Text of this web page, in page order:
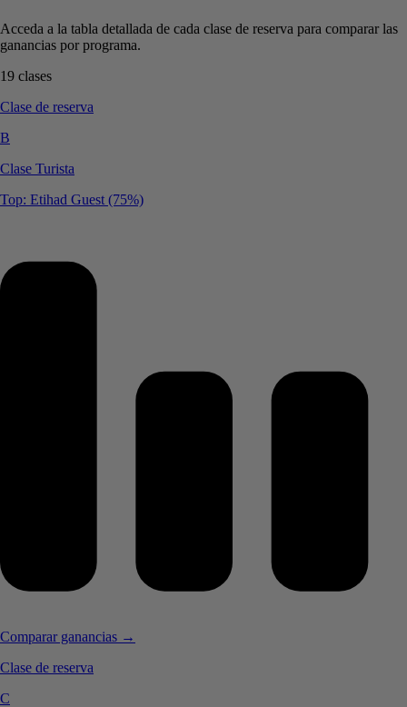
Acceda a la tabla detallada de cada clase de reserva para comparar las
ganancias por programa.
19 clases
Clase de reserva
B
Clase Turista
Top: Etihad Guest (75%)
Comparar ganancias →
Clase de reserva
C